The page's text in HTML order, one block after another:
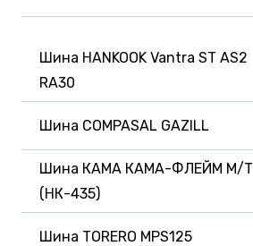
Шина HANKOOK Vantra ST AS2
RA30
Шина COMPASAL GAZILL
Шина КАМА КАМА-ФЛЕЙМ М/Т
(НК-435)
Шина TORERO MPS125